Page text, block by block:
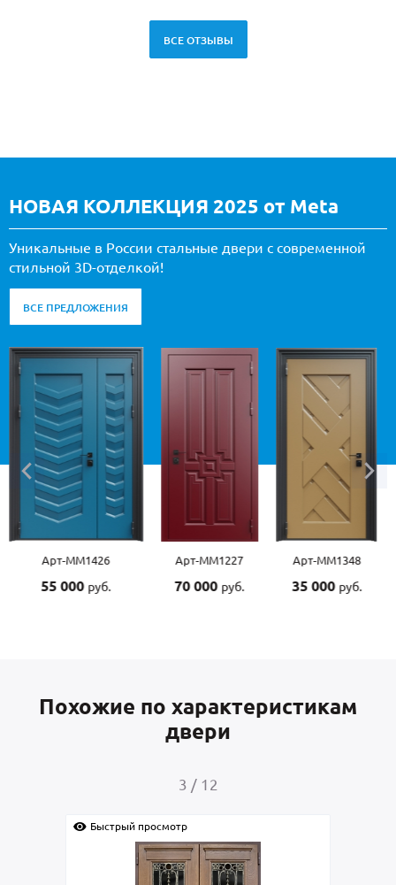
ВСЕ ОТЗЫВЫ
НОВАЯ КОЛЛЕКЦИЯ 2025 от Meta
Уникальные в России стальные двери с современной
стильной 3D-отделкой!
ВСЕ ПРЕДЛОЖЕНИЯ
Арт-ММ1227
70 000руб.
Арт-ММ1348
35 000руб.
Арт-ММ1507
55 000руб.
Похожие по характеристикам
двери
4 / 12
Быстрый просмотр